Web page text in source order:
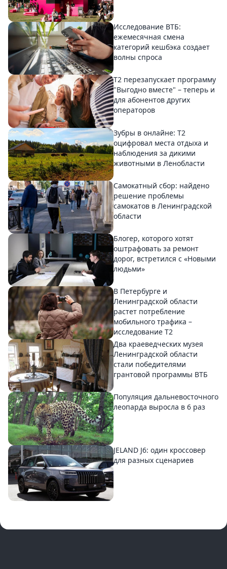
Исследование ВТБ:
ежемесячная смена
категорий кешбэка создает
волны спроса
Т2 перезапускает программу
"Выгодно вместе" – теперь и
для абонентов других
операторов
Зубры в онлайне: Т2
оцифровал места отдыха и
наблюдения за дикими
животными в Ленобласти
Самокатный сбор: найдено
решение проблемы
самокатов в Ленинградской
области
Блогер, которого хотят
оштрафовать за ремонт
дорог, встретился с «Новыми
людьми»
В Петербурге и
Ленинградской области
растет потребление
мобильного трафика –
исследование T2
Два краеведческих музея
Ленинградской области
стали победителями
грантовой программы ВТБ
Популяция дальневосточного
леопарда выросла в 6 раз
JELAND J6: один кроссовер
для разных сценариев